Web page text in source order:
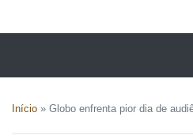
Início » Globo enfrenta pior dia de